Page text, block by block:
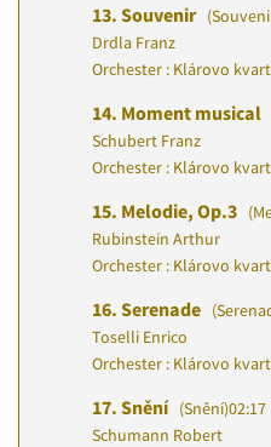
13. Souvenir
Drdla Franz
Orchester : Klárovo
14. Moment musical
Schubert Franz
Orchester : Klárovo
15. Melodie, Op.3
Rubinstein Arthur
Orchester : Klárovo
16. Serenade
Toselli Enrico
Orchester : Klárovo
17. Snění (Snění)02:17
Schumann Robert